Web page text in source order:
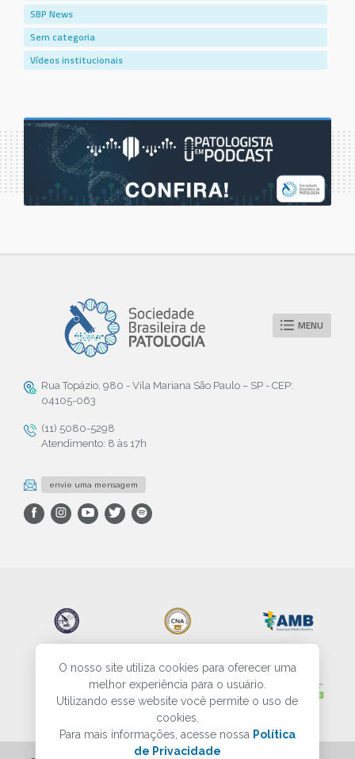
O nosso site utiliza cookies para oferecer uma
melhor experiência para o usuário.
Utilizando esse website você permite o uso de
cookies.
Para mais informações, acesse nossa Política
de Privacidade
SBP News
Sem categoria
Vídeos institucionais
MENU
Rua Topázio, 980 - Vila Mariana São Paulo – SP - CEP:
04105-063
(11) 5080-5298
Atendimento: 8 às 17h
envie uma mensagem